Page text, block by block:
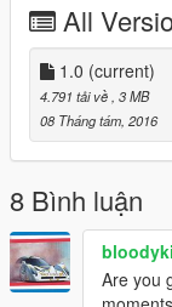
All
1.0 (current)
4.791 tải về, 3 MB
08 Tháng tám, 2016
8 Bình luận
Are you